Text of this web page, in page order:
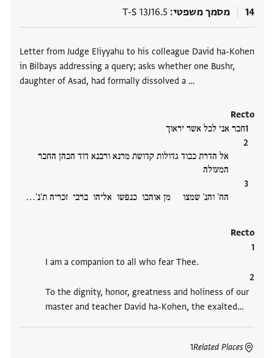
14 מסמך משפטי T-S 13J16.5
Letter from Judge Eliyyahu to his colleague David ha-Kohen
in Bilbays addressing a query; asks whether one Bushr,
daughter of Asad, had formally dissolved a …
Recto
חבר אני לכל אשר יראוך
אל הדרת כבוד גדולות קדושת מרנא ורבנא דוד הכהן החבר
המעולה
הח' והנ' שמצו מן אוהבו כנפשו אליהו ברבי זכריה ת'נ'‮…
Recto
I am a companion to all who fear Thee.
To the dignity, honor, greatness and holiness of our
master and teacher David ha-Kohen, the exalted‮…
Related Places
1